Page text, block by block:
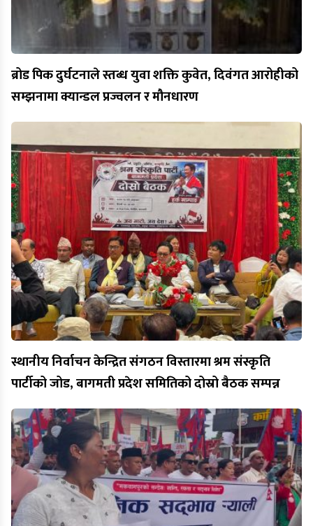
ब्रोड पिक दुर्घटनाले स्तब्ध युवा शक्ति कुवेत, दिवंगत आरोहीको
सम्झनामा क्यान्डल प्रज्वलन र मौनधारण
स्थानीय निर्वाचन केन्द्रित संगठन विस्तारमा श्रम संस्कृति
पार्टीको जोड, बागमती प्रदेश समितिको दोस्रो बैठक सम्पन्न